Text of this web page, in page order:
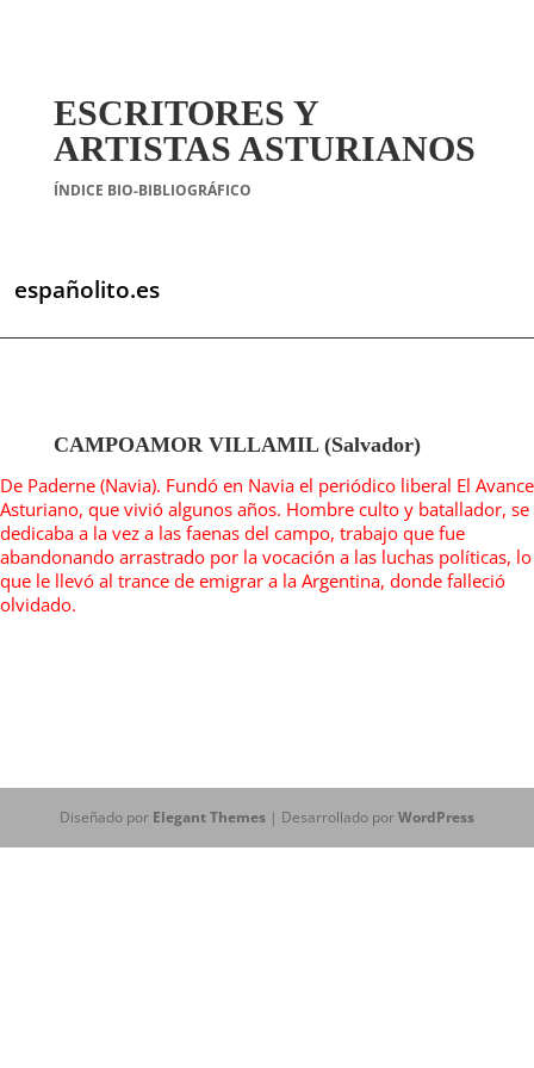
ESCRITORES Y
ARTISTAS ASTURIANOS
ÍNDICE BIO-BIBLIOGRÁFICO
españolito.es
CAMPOAMOR VILLAMIL (Salvador)
De Paderne (Navia). Fundó en Navia el periódico liberal El Avance
Asturiano, que vivió algunos años. Hombre culto y batallador, se
dedicaba a la vez a las faenas del campo, trabajo que fue
abandonando arrastrado por la vocación a las luchas políticas, lo
que le llevó al trance de emigrar a la Argentina, donde falleció
olvidado.
Diseñado por Elegant Themes| Desarrollado porWordPress